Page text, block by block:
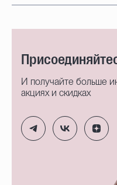
И получайте больше
акциях и скидках